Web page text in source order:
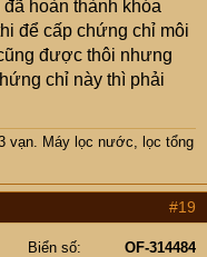
hoàn thành khóa
để cấp chứng chỉ môi
được thôi nhưng
chỉ này thì phải
vạn . Máy lọc nước, lọc tổng
#19
Biển số
OF-314484